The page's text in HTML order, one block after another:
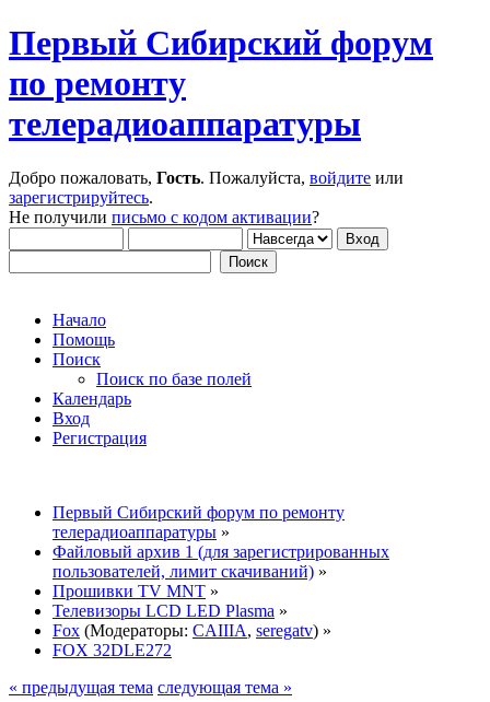
Первый Сибирский форум
по ремонту
телерадиоаппаратуры
Добро пожаловать, Гость. Пожалуйста, войдите или
зарегистрируйтесь.
Не получили письмо с кодом активации?
Начало
Помощь
Поиск
Поиск по базе полей
Календарь
Вход
Регистрация
Первый Сибирский форум по ремонту
телерадиоаппаратуры »
Файловый архив 1 (для зарегистрированных
пользователей, лимит скачиваний) »
Прошивки TV MNT »
Телевизоры LCD LED Plasma »
Fox (Модераторы: CAIIIA, seregatv) »
FOX 32DLE272
« предыдущая тема следующая тема »